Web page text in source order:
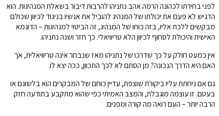
לפני בחירתו לכהונה הרמה אהב נתניהו להרבות דיבור בשאלת המנהיגות. הוא
הדגיש לא פעם את יכולתו של המנהיג להוביל את אנשיו בניגוד לכיוון שכולם
מבקשים ללכת אליו, בזה כוחו של המנהיג, זה הביטוי למנהיגות – הדוגמא
האישית והיכולת לסחוף לכיוון הלא טריוויאלי. כך חזר ושנה נתניהו.
אין כמעט חולק על כך שדרכו של נתניהו מאז שנבחר אינה טריוויאלית, אך
האם היא הדרך הנכונה? מן הסתם לא לכך התכוון, ככה יצא לו.
גם אם ניחתת עליו ביקורת שוצפת, עדיין כוחם של המבקרים הוא בלשונם או
בעטם. זו עוצמה מוגבלת, והמצב האמיתי כפי שהוא מתקבע בתודעה חזק
הרבה יותר – העם רואה מה קורה ומפנים.